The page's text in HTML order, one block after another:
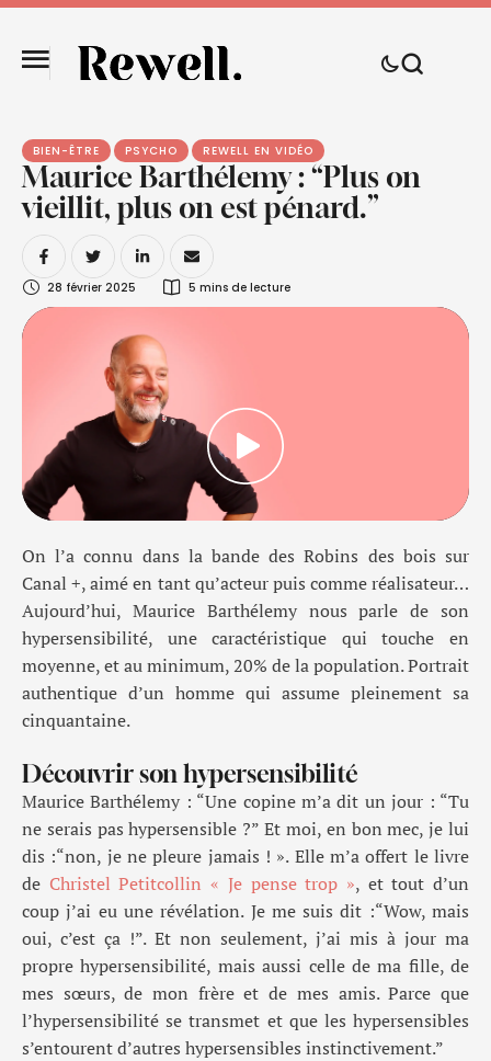
BIEN-ÊTRE PSYCHO REWELL EN VIDÉO
Maurice Barthélemy : “Plus on
vieillit, plus on est pénard.”
28 février 2025 5 mins de lecture
On l’a connu dans la bande des Robins des bois sur
Canal +, aimé en tant qu’acteur puis comme réalisateur…
Aujourd’hui, Maurice Barthélemy nous parlede son
hypersensibilité, une caractéristique qui touche en
moyenne, et au minimum,20% de la population. Portrait
authentique d’un homme qui assume pleinement sa
cinquantaine.
Découvrir son hypersensibilité
Maurice Barthélemy : “Une copine m’a dit un jour : “Tu
ne serais pas hypersensible ?” Et moi, en bon mec, je lui
dis :“non, je ne pleure jamais ! ». Elle m’a offert le livre
de Christel Petitcollin « Je pense trop », et tout d’un
coup j’ai eu une révélation. Je me suis dit :“Wow, mais
oui, c’est ça !”. Et non seulement, j’ai mis à jour ma
propre hypersensibilité, mais aussi celle de ma fille, de
mes sœurs, de mon frère et de mes amis. Parce que
l’hypersensibilité se transmet et que les hypersensibles
s’entourent d’autres hypersensibles instinctivement.”